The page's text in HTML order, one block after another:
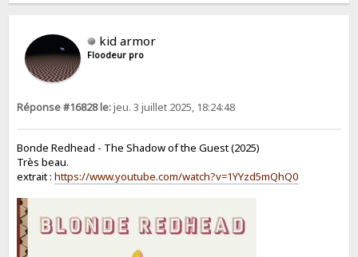
kid armor
Floodeur pro
Réponse #16828 le:jeu. 3 juillet 2025, 18:24:48
Bonde Redhead - The Shadow of the Guest (2025)
Très beau.
extrait :https://www.youtube.com/watch?v=1YYzd5mQhQ0